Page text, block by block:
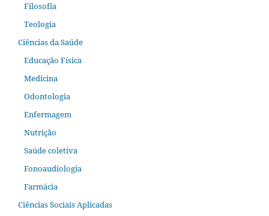
Filosofia
Teologia
Ciências da Saúde
Educação Física
Medicina
Odontologia
Enfermagem
Nutrição
Saúde coletiva
Fonoaudiologia
Farmácia
Ciências Sociais Aplicadas